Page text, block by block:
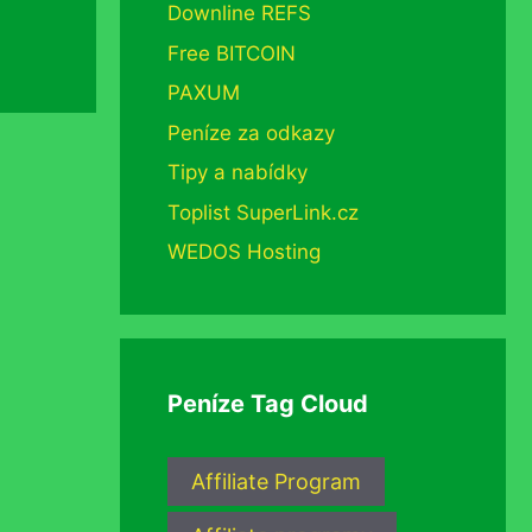
Downline REFS
Free BITCOIN
PAXUM
Peníze za odkazy
Tipy a nabídky
Toplist SuperLink.cz
WEDOS Hosting
Peníze Tag Cloud
Affiliate Program